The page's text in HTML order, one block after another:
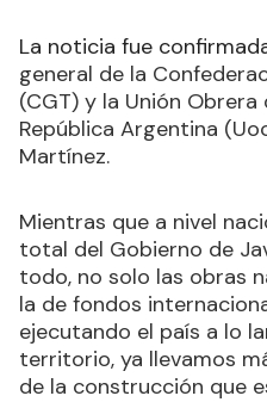
La noticia fue
general de la
(CGT) y la Unión
República Argentina
Martínez.
Mientras que a nivel
total del Gobierno de
todo, no solo las obras
la de fondos
ejecutando el país a lo
territorio, ya llevamos
de la construcción que